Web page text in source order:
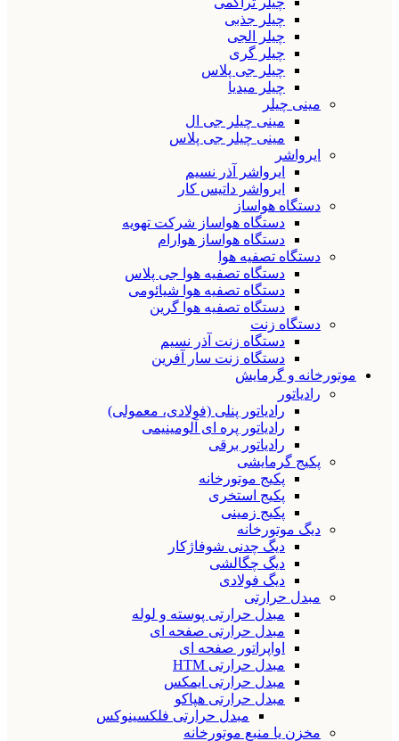
چیلر جذبی
چیلر الجی
چیلر گری
چیلر جی پلاس
چیلر میدیا
مینی چیلر
مینی چیلر جی ال
مینی چیلر جی پلاس
ایرواشر
ایرواشر آذر نسیم
ایرواشر داتیس کار
دستگاه هواساز
دستگاه هواساز شرکت تهویه
دستگاه هواساز هوارام
دستگاه تصفیه هوا
دستگاه تصفیه هوا جی پلاس
دستگاه تصفیه هوا شیائومی
دستگاه تصفیه هوا گرین
دستگاه زنت
دستگاه زنت آذر نسیم
دستگاه زنت سار آفرین
موتورخانه و گرمایش
رادیاتور
رادیاتور پنلی (فولادی، معمولی)
رادیاتور پره ای آلومینیمی
رادیاتور برقی
پکیج گرمایشی
پکیج موتورخانه
پکیج استخری
پکیج زمینی
دیگ موتورخانه
دیگ چدنی شوفاژکار
دیگ چگالشی
دیگ فولادی
مبدل حرارتی
مبدل حرارتی پوسته و لوله
مبدل حرارتی صفحه ای
اواپراتور صفحه ای
مبدل حرارتی HTM
مبدل حرارتی ایمکس
مبدل حرارتی هپاکو
مبدل حرارتی فلکسینوکس
مخزن یا منبع موتورخانه